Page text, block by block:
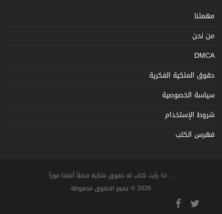
مهمتنا
من نحن
DMCA
حقوق الملكية الفكرية
سياسة الخصوصية
شروط الإستخدام
فهرس الكتب
... اذا رأيت كتاب له حقوق ملكية فضلاً أبلغنا فوراً
2026 © جميع الحقوق محفوظة